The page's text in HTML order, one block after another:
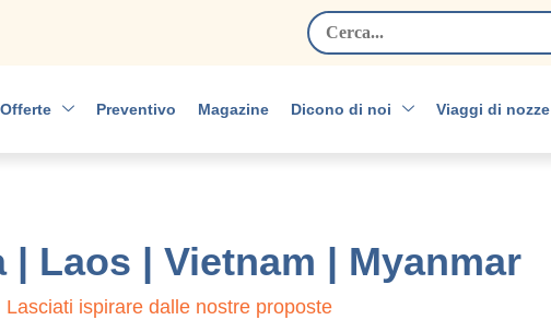
Search
for:
Offerte Preventivo Magazine Dicono di noi Viaggi di nozze
| Laos | Vietnam | Myanmar
Lasciati ispirare dalle nostre proposte